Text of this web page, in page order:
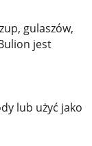
gulaszów,
jest
lub użyć jako